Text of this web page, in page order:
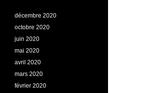
décembre 2020
octobre 2020
juin 2020
mai 2020
avril 2020
mars 2020
février 2020